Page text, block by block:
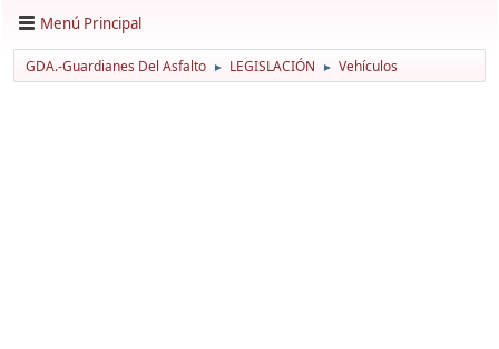
Menú Principal
GDA.-Guardianes Del Asfalto ► LEGISLACIÓN ► Vehículos